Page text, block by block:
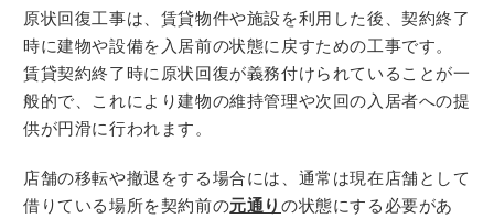
原状回復工事は、賃貸物件や施設を利用した後、契約終了
時に建物や設備を入居前の状態に戻すための工事です。
賃貸契約終了時に原状回復が義務付けられていることが一
般的で、これにより建物の維持管理や次回の入居者への提
供が円滑に行われます。
店舗の移転や撤退をする場合には、通常は現在店舗として
借りている場所を契約前の元通りの状態にする必要があ